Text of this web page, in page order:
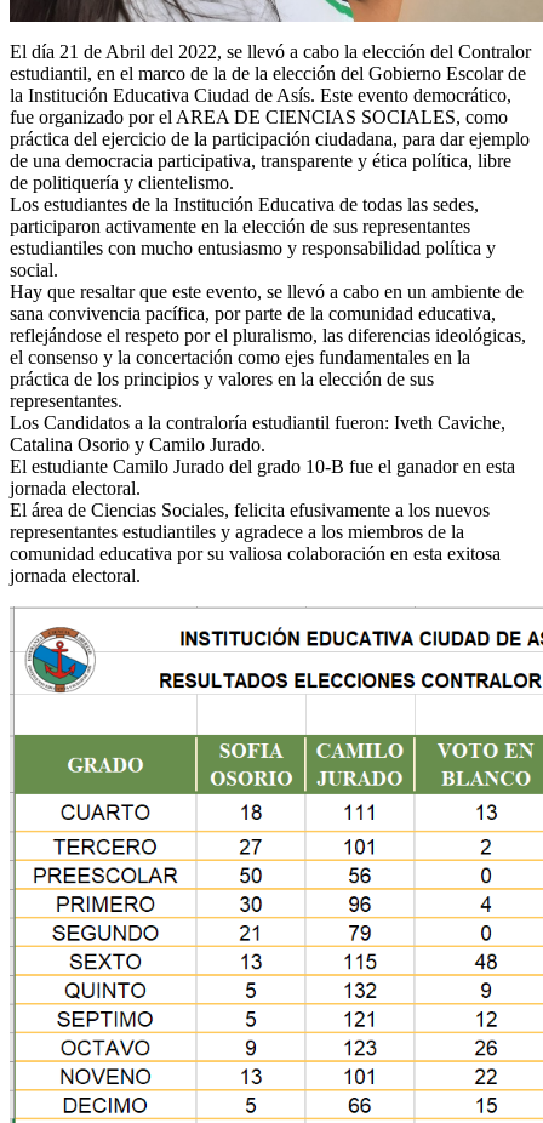
El día 21 de Abril del 2022, se llevó a cabo la elección del Contralor
estudiantil, en el marco de la de la elección del Gobierno Escolar de
la Institución Educativa Ciudad de Asís. Este evento democrático,
fue organizado por el AREA DE CIENCIAS SOCIALES, como
práctica del ejercicio de la participación ciudadana, para dar ejemplo
de una democracia participativa, transparente y ética política, libre
de politiquería y clientelismo.
Los estudiantes de la Institución Educativa de todas las sedes,
participaron activamente en la elección de sus representantes
estudiantiles con mucho entusiasmo y responsabilidad política y
social.
Hay que resaltar que este evento, se llevó a cabo en un ambiente de
sana convivencia pacífica, por parte de la comunidad educativa,
reflejándose el respeto por el pluralismo, las diferencias ideológicas,
el consenso y la concertación como ejes fundamentales en la
práctica de los principios y valores en la elección de sus
representantes.
Los Candidatos a la contraloría estudiantil fueron: Iveth Caviche,
Catalina Osorio y Camilo Jurado.
El estudiante Camilo Jurado del grado 10-B fue el ganador en esta
jornada electoral.
El área de Ciencias Sociales, felicita efusivamente a los nuevos
representantes estudiantiles y agradece a los miembros de la
comunidad educativa por su valiosa colaboración en esta exitosa
jornada electoral.